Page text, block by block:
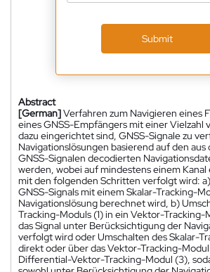
Submit
Abstract
[German]Verfahren zum Navigieren eines
eines GNSS-Empfängers mit einer Vielzahl
dazu eingerichtet sind, GNSS-Signale zu
Navigationslösungen basierend auf den
GNSS-Signalen decodierten
werden, wobei auf mindestens einem Kanal
mit den folgenden Schritten verfolgt wird:
GNSS-Signals mit einem Skalar-Tracking-
Navigationslösung berechnet wird, b)
Tracking-Moduls (1) in ein Vektor-Tracking-
das Signal unter Berücksichtigung der
verfolgt wird oder Umschalten des Skalar-
direkt oder über das Vektor-Tracking-
Differential-Vektor-Tracking-Modul (3),